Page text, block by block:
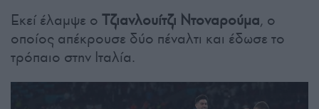
Εκεί έλαμψε ο Τζιανλουίτζι Ντοναρούμα, ο
οποίος απέκρουσε δύο πέναλτι και έδωσε το
τρόπαιο στην Ιταλία.